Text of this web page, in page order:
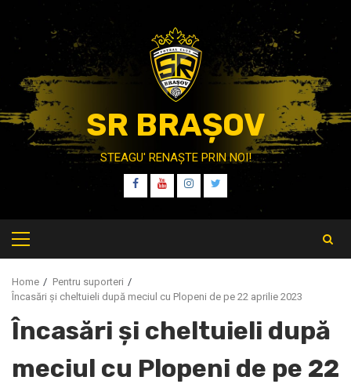
content
SR BRAȘOV
STEAGU' RENAȘTE PRIN NOI!
FB
YT IT TW
Primary
Menu
Home
Pentru suporteri
Încasări și cheltuieli după meciul cu Plopeni de pe 22 aprilie 2023
Încasări și cheltuieli după
meciul cu Plopeni de pe 22